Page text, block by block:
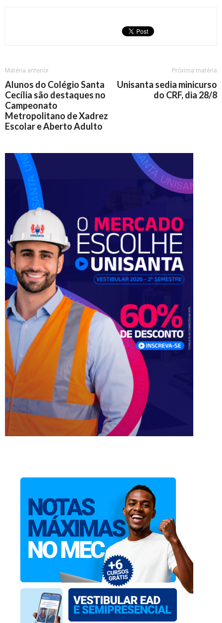
Matéria anterior
Alunos do Colégio Santa
Cecília são destaques no
Campeonato
Metropolitano de Xadrez
Escolar e Aberto Adulto
Próxima matéria
Unisanta sedia minicurso
do CRF, dia 28/8